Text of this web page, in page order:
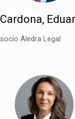
Cardona,
socio Aledra Legal